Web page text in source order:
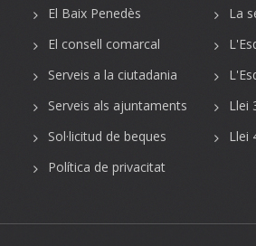
El Baix Penedès
El consell comarcal
Serveis a la ciutadania
Serveis als ajuntaments
Sol·licitud de beques
Política de privacitat
La
Llei
Llei